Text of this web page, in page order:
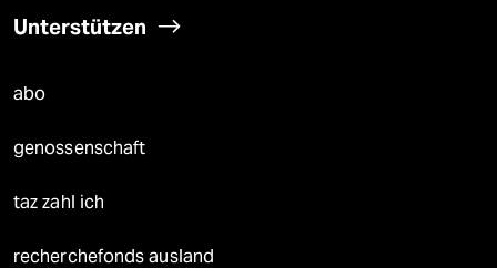
Unterstützen
abo
genossenschaft
taz zahl ich
recherchefonds ausland